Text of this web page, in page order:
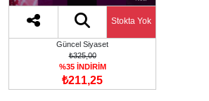
Stokta Yok
Güncel Siyaset
₺325,00
%35 İNDİRİM
₺211,25